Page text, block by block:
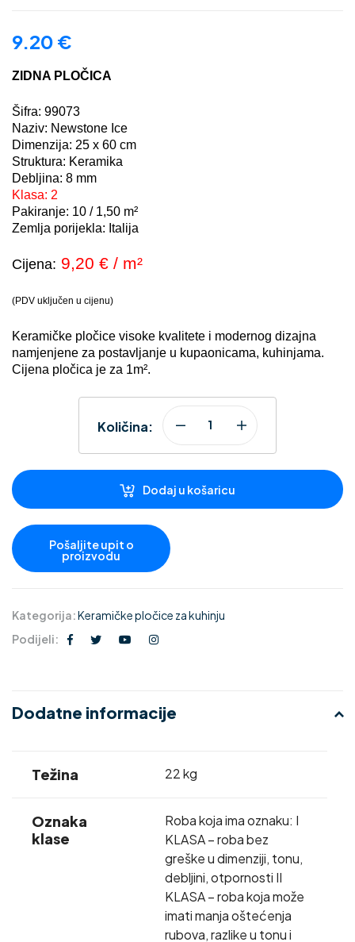
9.20 €
ZIDNA PLOČICA
Šifra: 99073
Naziv: Newstone Ice
Dimenzija: 25 x 60 cm
Struktura: Keramika
Debljina: 8 mm
Klasa: 2
Pakiranje: 10 / 1,50 m²
Zemlja porijekla: Italija
Cijena: 9,20 € / m²
(PDV uključen u cijenu)
Keramičke pločice visoke kvalitete i modernog dizajna
namjenjene za postavljanje u kupaonicama, kuhinjama.
Cijena pločica je za 1m².
Količina:
Dodaj u košaricu
Kategorija:Keramičke pločice za kuhinju
Podijeli:
Dodatne informacije
Težina 22 kg
Oznaka
klase
Roba koja ima oznaku: I
KLASA – roba bez
greške u dimenziji, tonu,
debljini, otpornosti II
KLASA – roba koja može
imati manja oštećenja
rubova, razlike u tonu i